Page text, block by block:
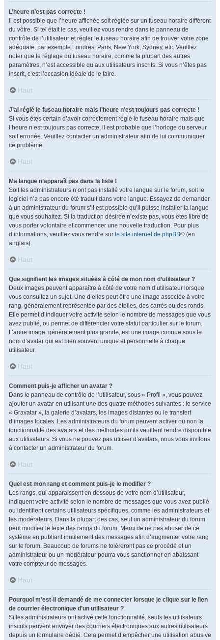
L’heure n’est pas correcte !
Il est possible que l’heure affichée soit réglée sur un fuseau horaire différent
du vôtre. Si tel était le cas, veuillez vous rendre dans le panneau de
contrôle de l’utilisateur et régler le fuseau horaire afin de trouver votre zone
adéquate, par exemple Londres, Paris, New York, Sydney, etc. Veuillez
noter que le réglage du fuseau horaire, comme la plupart des autres
paramètres, n’est accessible qu’aux utilisateurs inscrits. Si vous n’êtes pas
inscrit, c’est l’occasion idéale de le faire.
Haut
J’ai réglé le fuseau horaire mais l’heure n’est toujours pas correcte !
Si vous êtes certain d’avoir correctement réglé le fuseau horaire mais que
l’heure n’est toujours pas correcte, il est probable que l’horloge du serveur
soit erronée. Veuillez contacter un administrateur afin de lui communiquer
ce problème.
Haut
Ma langue n’apparaît pas dans la liste !
Soit les administrateurs n’ont pas installé votre langue sur le forum, soit le
logiciel n’a pas encore été traduit dans votre langue. Essayez de demander
à un administrateur du forum s’il est possible qu’il puisse installer la langue
que vous souhaitez. Si la traduction désirée n’existe pas, vous êtes libre de
vous porter volontaire et commencer une nouvelle traduction. Pour plus
d’informations, veuillez vous rendre sur le site internet de phpBB® (en
anglais).
Haut
Que signifient les images situées à côté de mon nom d’utilisateur ?
Deux images peuvent apparaître à côté de votre nom d’utilisateur lorsque
vous consultez un sujet. Une d’elles peut être une image associée à votre
rang, généralement représentée par des étoiles, des carrés ou des ronds.
Elle permet d’indiquer votre activité selon le nombre de messages que vous
avez publié, ou permet de différencier votre statut particulier sur le forum.
L’autre image, généralement plus grande, est une image connue sous le
nom d’avatar qui est bien souvent unique et personnelle à chaque
utilisateur.
Haut
Comment puis-je afficher un avatar ?
Dans le panneau de contrôle de l’utilisateur, sous « Profil », vous pouvez
ajouter un avatar en utilisant une des quatre méthodes suivantes : le service
« Gravatar », la galerie d’avatars, les images distantes ou le transfert
d’images locales. Les administrateurs du forum peuvent activer ou non la
fonctionnalité des avatars et des méthodes qu’ils veuillent rendre disponible
aux utilisateurs. Si vous ne pouvez pas utiliser d’avatars, nous vous invitons
à contacter un administrateur du forum.
Haut
Quel est mon rang et comment puis-je le modifier ?
Les rangs, qui apparaissent en dessous de votre nom d’utilisateur,
indiquent votre activité selon le nombre de messages que vous avez publié
ou identifient certains utilisateurs spécifiques, comme les administrateurs et
les modérateurs. Dans la plupart des cas, seul un administrateur du forum
peut modifier le texte des rangs du forum. Merci de ne pas abuser de ce
système en publiant inutilement des messages afin d’augmenter votre rang
sur le forum. Beaucoup de forums ne toléreront pas ce procédé et un
administrateur ou un modérateur pourra vous sanctionner en abaissant
votre compteur de messages.
Haut
Pourquoi m’est-il demandé de me connecter lorsque je clique sur le lien
de courrier électronique d’un utilisateur ?
Si les administrateurs ont activé cette fonctionnalité, seuls les utilisateurs
inscrits peuvent envoyer des courriers électroniques aux autres utilisateurs
depuis un formulaire dédié. Cela permet d’empêcher une utilisation abusive